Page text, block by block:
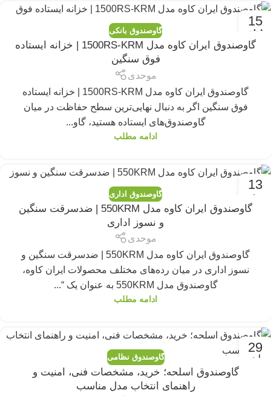
15
ژوئن گاوصندوق بانکی
گاوصندوق ایران کاوه مدل 1500RS-KRM | خزانه ایستاده
فوق سنگین
موحدی
گاوصندوق ایران کاوه مدل 1500RS-KRM | خزانه ایستاده
فوق سنگین اگر به دنبال نهایی‌ترین سطح حفاظت در میان
گاوصندوق‌های ایستاده هستید، گاو...
ادامه مطلب
13
مه گاوصندوق اداری
گاوصندوق ایران کاوه مدل 550KRM | ضدسرقت سنگین
و نسوز اداری
موحدی
گاوصندوق ایران کاوه مدل 550KRM | ضدسرقت سنگین و
نسوز اداری در میان رده‌های مختلف محصولات ایران کاوه،
گاوصندوق مدل 550KRM به عنوان یک “...
ادامه مطلب
29
مارس گاوصندوق نظامی
گاوصندوق اسلحه؛ خرید، مشخصات فنی، امنیت و
راهنمای انتخاب مدل مناسب